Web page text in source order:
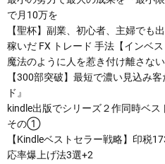
で月10万を
【聖杯】副業、初心者、主婦でも
稼いだ FX トレード 手法【インベ
魔法のように人を惹き付け離さな
【300部突破】最短で濃い見込み
ド』
kindle出版でシリーズ２作同時ベ
その①
【Kindleベストセラー戦略】印税
応率爆上げ法3選+2